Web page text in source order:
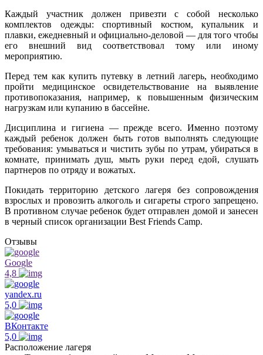
Каждый участник должен привезти с собой несколько
комплектов одежды: спортивный костюм, купальник и
плавки, ежедневный и официально-деловой — для того чтобы
его внешний вид соответствовал тому или иному
мероприятию.
Перед тем как купить путевку в летний лагерь, необходимо
пройти медицинское освидетельствование на выявление
противопоказания, например, к повышенным физическим
нагрузкам или купанию в бассейне.
Дисциплина и гигиена — прежде всего. Именно поэтому
каждый ребенок должен быть готов выполнять следующие
требования: умываться и чистить зубы по утрам, убираться в
комнате, принимать душ, мыть руки перед едой, слушать
партнеров по отряду и вожатых.
Покидать территорию детского лагеря без сопровождения
взрослых и провозить алкоголь и сигареты строго запрещено.
В противном случае ребенок будет отправлен домой и занесен
в черный список организации Best Friends Camp.
Отзывы
Google
4,8
yandex.ru
5,0
ВКонтакте
5,0
Расположение лагеря